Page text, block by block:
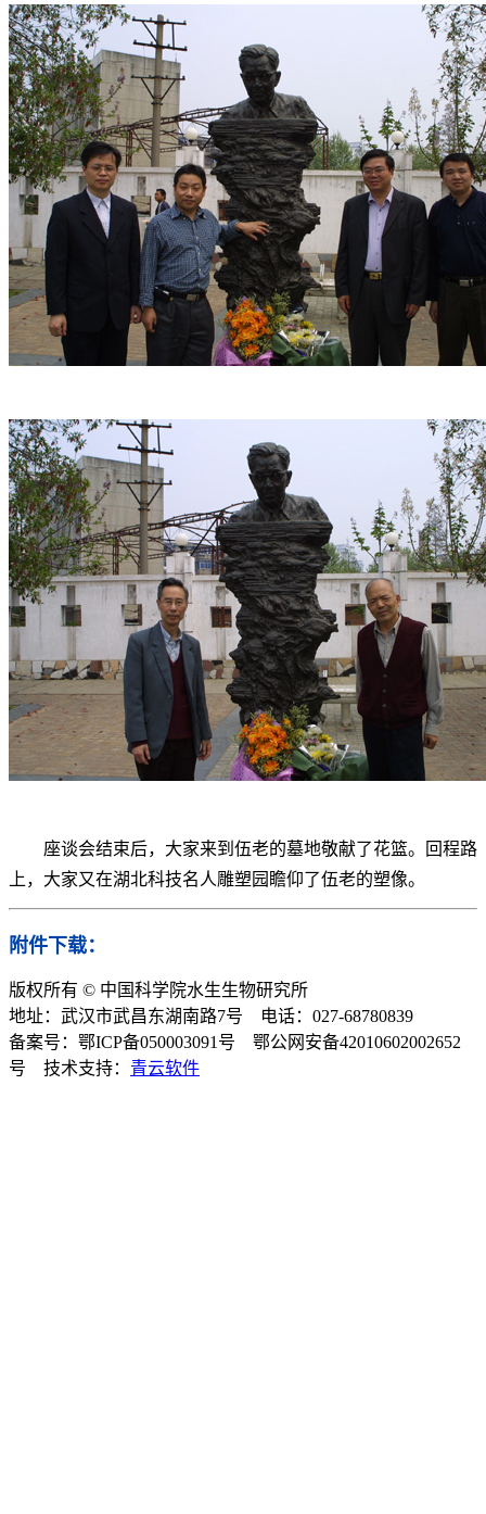
座谈会结束后，大家来到伍老的墓地敬献了花篮。回程路
上，大家又在湖北科技名人雕塑园瞻仰了伍老的塑像。
附件下载：
版权所有 © 中国科学院水生生物研究所
地址：武汉市武昌东湖南路7号 电话：027-68780839
备案号：鄂ICP备050003091号 鄂公网安备42010602002652
号 技术支持： 青云软件